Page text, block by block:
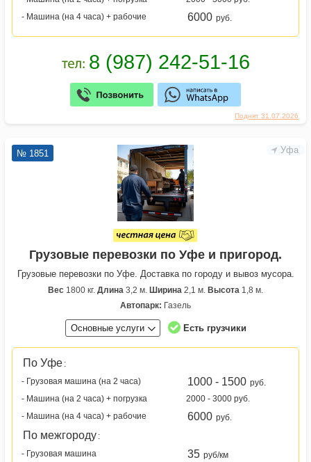
Поднят 31.07.2026
- Машина (на 4 часа) + рабочие
6000 руб.
Уфа
№ 1851
Грузовые перевозки по Уфе и пригород.
Грузовые перевозки по Уфе. Доставка по городу и вывоз мусора.
Вес 1800 кг. Длина 3,2 м. Ширина 2,1 м. Высота 1,8 м.
Автопарк: Газель
Основные услуги Есть грузчики
По Уфе :
- Грузовая машина (на 2 часа)
1000 - 1500 руб.
- Машина (на 2 часа) + погрузка
2000 - 3000 руб.
- Машина (на 4 часа) + рабочие
6000 руб.
По межгороду :
- Грузовая машина
35 руб/км